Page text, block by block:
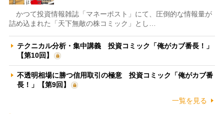
かつて投資情報雑誌「マネーポスト」にて、圧倒的な情報量が
詰め込まれた「天下無敵の株コミック」とし…
テクニカル分析・集中講義 投資コミック「俺がカブ番長！」
【第10回】
不透明相場に勝つ信用取引の極意 投資コミック「俺がカブ番
長！」【第9回】
一覧を見る